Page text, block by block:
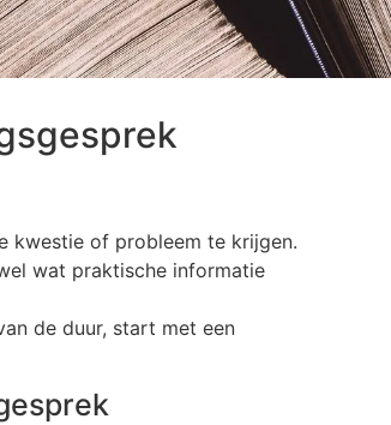
kwestie of probleem te krijgen.
wat praktische informatie
de duur, start met een